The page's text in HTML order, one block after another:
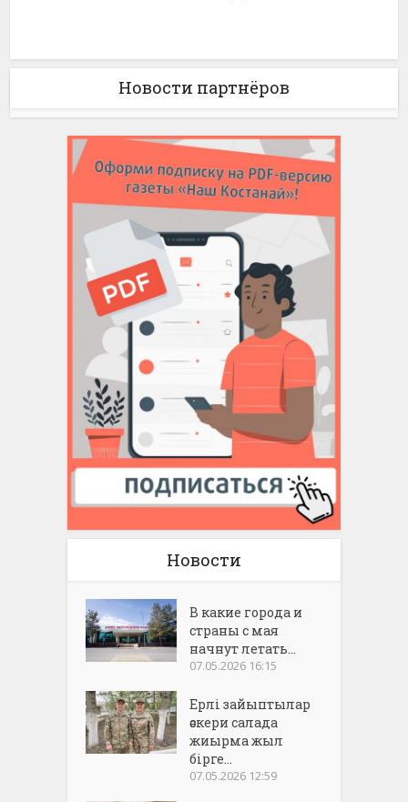
Новости партнёров
Новости
В какие города и
страны с мая
начнут летать...
07.05.2026 16:15
Ерлі зайыптылар
әскери салада
жиырма жыл
бірге...
07.05.2026 12:59